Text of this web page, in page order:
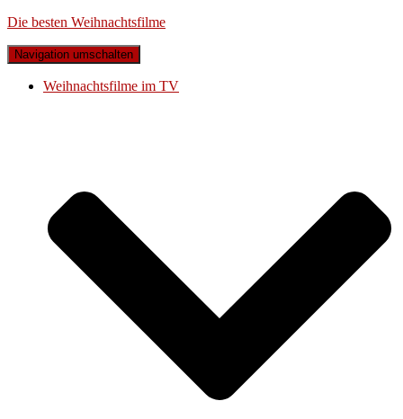
Die besten Weihnachtsfilme
Navigation umschalten
Weihnachtsfilme im TV